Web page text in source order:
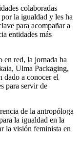
colaboradas
la igualdad y les ha
para acompañar a
entidades más
en red, la jornada ha
Ulma Packaging,
dado a conocer el
para servir de
de la antropóloga
la igualdad en la
la visión feminista en